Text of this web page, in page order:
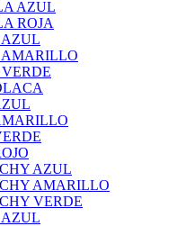
AZUL
ROJA
AZUL
AMARILLO
VERDE
AZUL
AMARILLO
VERDE
AZUL